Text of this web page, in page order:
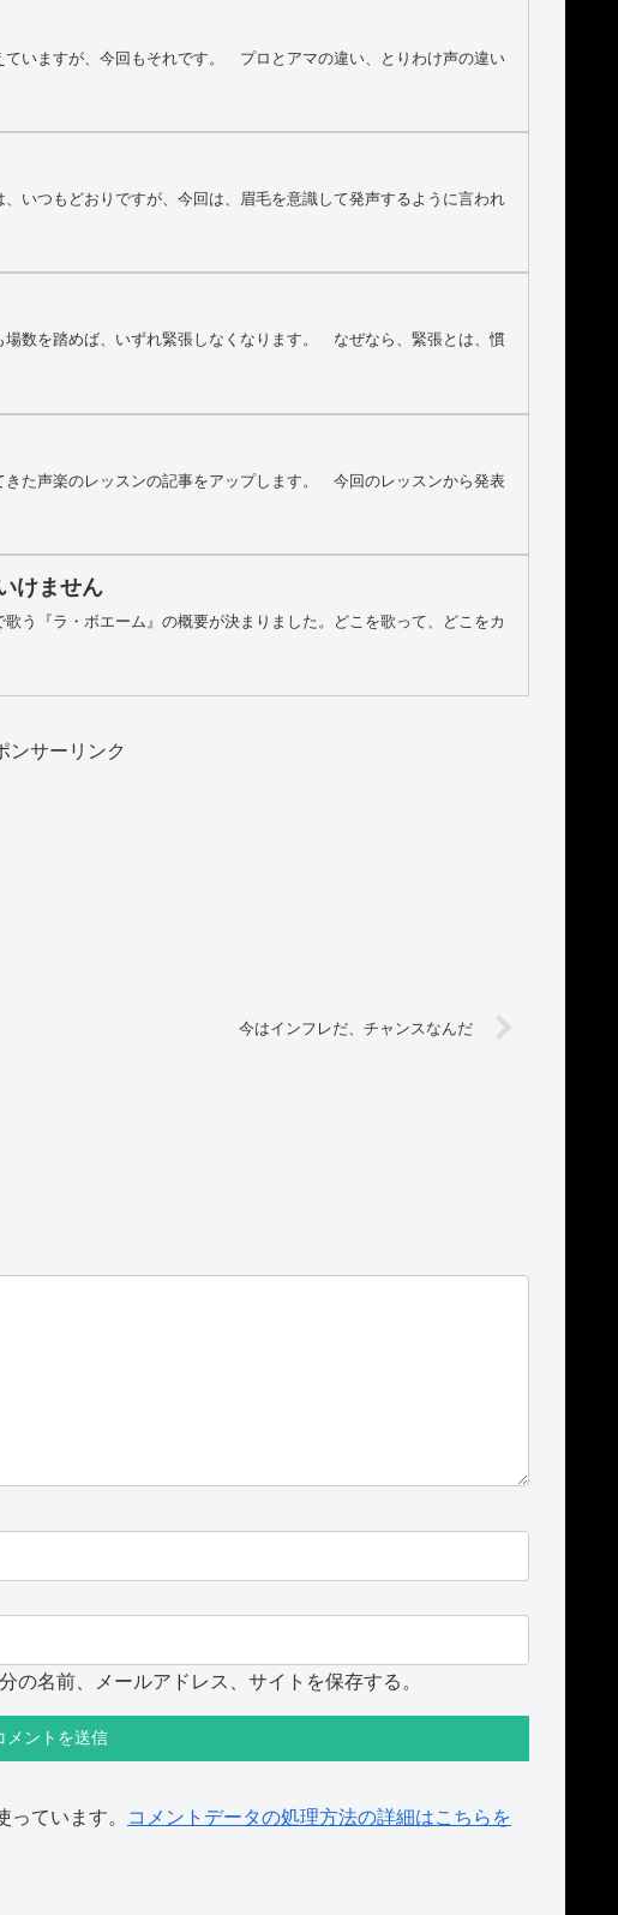
いますが、今回もそれです。 プロとアマの違い、とりわけ声の違い
いつもどおりですが、今回は、眉毛を意識して発声するように言われ
数を踏めば、いずれ緊張しなくなります。 なぜなら、緊張とは、慣
た声楽のレッスンの記事をアップします。 今回のレッスンから発表
けません
う『ラ・ボエーム』の概要が決まりました。どこを歌って、どこをカ
ンサーリンク
今はインフレだ、チャンスなんだ
の名前、メールアドレス、サイトを保存する。
ています。
コメントデータの処理方法の詳細はこちらを